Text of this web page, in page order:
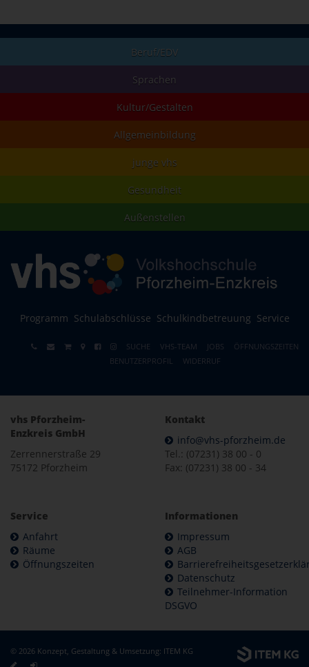
Beruf/EDV
Sprachen
Kultur/Gestalten
Allgemeinbildung
junge vhs
Gesundheit
Außenstellen
Programm Schulabschlüsse Schulkindbetreuung Service
SUCHE VHS-TEAM JOBS
ÖFFNUNGSZEITEN
BENUTZERPROFIL
WIDERRUF
vhs Pforzheim-
Enzkreis GmbH
Zerrennerstraße 29
75172 Pforzheim
Kontakt
info@vhs-pforzheim.de
Tel.: (07231) 38 00 - 0
Fax: (07231) 38 00 - 34
Service
Anfahrt
Räume
Öffnungszeiten
Informationen
Impressum
AGB
Datenschutz
Teilnehmer-Information
DSGVO
© 2026 Konzept, Gestaltung & Umsetzung: ITEM KG